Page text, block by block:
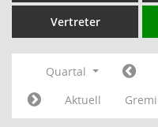
Vertreter
Quartal
Aktuell